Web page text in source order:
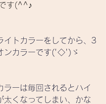
す(^^♪
イトカラーをしてから、3
ンカラーです('◇')ゞ
ラーは毎回されるとハイ
太くなってしまい、かな